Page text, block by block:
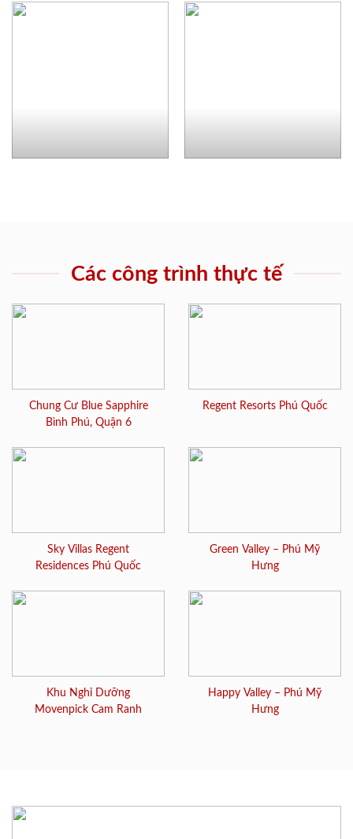
Các công trình thực tế
Chung Cư Blue Sapphire
Bình Phú, Quận 6
Regent Resorts Phú Quốc
Sky Villas Regent
Residences Phú Quốc
Green Valley – Phú Mỹ
Hưng
Khu Nghỉ Dưỡng
Movenpick Cam Ranh
Happy Valley – Phú Mỹ
Hưng